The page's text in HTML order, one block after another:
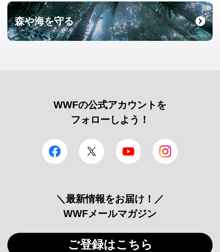
森や海を守る
© Roger Leguen / WWF
WWFの公式アカウントを
フォローしよう！
facebook Twitter YouTube
＼最新情報をお届け！／
WWFメールマガジン
ご登録はこちら